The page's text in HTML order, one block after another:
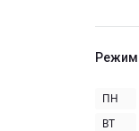
Режим
ПН
ВТ